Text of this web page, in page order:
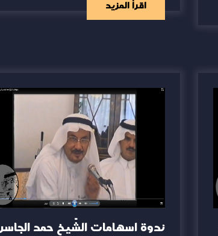
اقرأ المزيد
ندوة اسهامات الشّيخ حمد الجاسر